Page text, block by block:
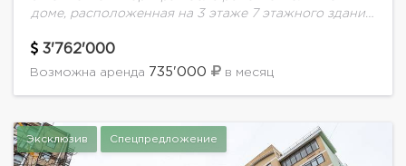
доме, расположенная на 3 этаже 7 этажного здания.
Ремонт в уникальном авторском стиле. Спален: 3,...
3'762'000
Возможна аренда 735'000 в месяц
Эксклюзив Спецпредложение